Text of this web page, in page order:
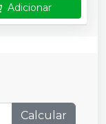
Adicionar
Calcular